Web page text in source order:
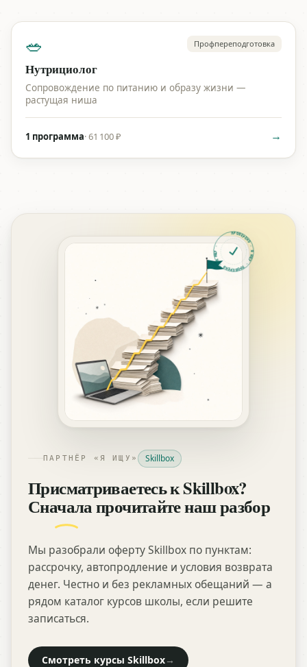
🥗 Профпереподготовка
Нутрициолог
Сопровождение по питанию и образу жизни —
растущая ниша
1 программа·61 100 ₽ →
ПАРТНЁР «Я ИЩУ» Skillbox
Присматриваетесь к Skillbox?
Сначала прочитайте наш разбор
Мы разобрали оферту Skillbox по пунктам:
рассрочку, автопродление и условия возврата
денег. Честно и без рекламных обещаний — а
рядом каталог курсов школы, если решите
записаться.
Смотреть курсы Skillbox→
ПРОВЕРЕНО · Я ИЩУ · ПРОВЕРЕНО · Я ИЩУ ·